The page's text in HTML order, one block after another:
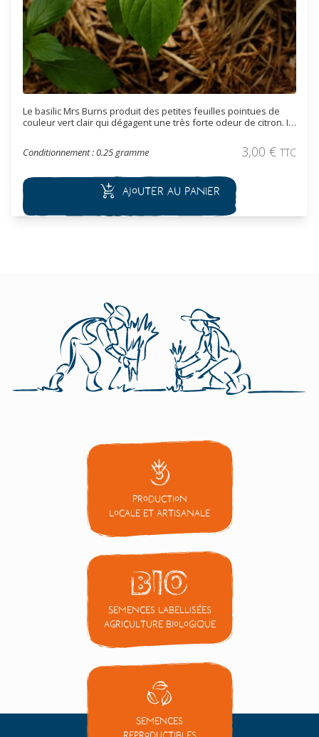
Le basilic Mrs Burns produit des petites feuilles pointues de
couleur vert clair qui dégagent une très forte odeur de citron. Il
Conditionnement : 0.25 gramme
3,00 € TTC
Ajouter au panier
Production
locale et artisanale
Semences labellisées
Agriculture Biologique
Semences
reproductibles